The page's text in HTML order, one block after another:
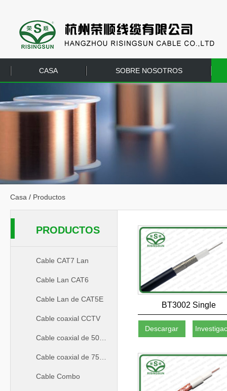
CASA SOBRE NOSOTROS
EQUIPO
Casa / Productos
PRODUCTOS
Cable CAT7 Lan
Cable Lan CAT6
Cable Lan de CAT5E
Cable coaxial CCTV
Cable Combo
BT3002 Single
Descargar